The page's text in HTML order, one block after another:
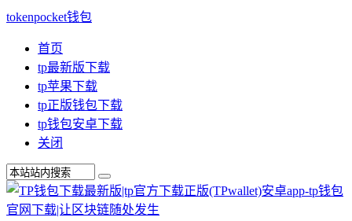
tokenpocket钱包
首页
tp最新版下载
tp苹果下载
tp正版钱包下载
tp钱包安卓下载
关闭